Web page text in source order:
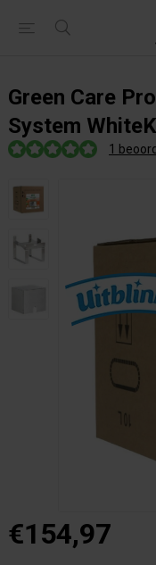
Green Care
System
1
€154,97